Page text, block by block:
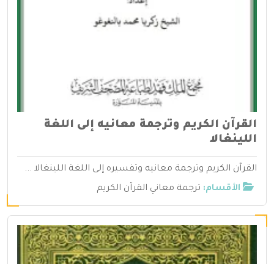
القرآن الكريم وترجمة معانيه إلى اللغة
اللينغالا
القرآن الكريم وترجمة معانيه وتفسيره إلى اللغة اللينغالا ...
الأقسام: ترجمة معاني القرآن الكريم